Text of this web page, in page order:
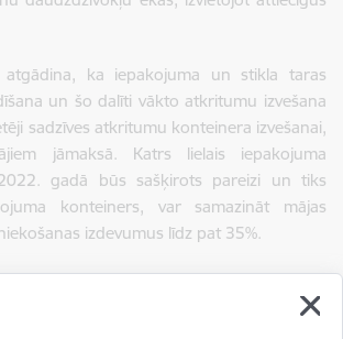
atgādina, ka iepakojuma un stikla taras
un šo dalīti vākto atkritumu izvešana
sadzīves atkritumu konteinera izvešanai,
jāmaksā. Katrs lielais iepakojuma
gadā būs sašķirots pareizi un tiks
konteiners, var samazināt mājas
izdevumus līdz pat 35%.
un stikla taru, kopumā rīdzinieki
9,5 miljonus eiro - tā ir nauda, ko